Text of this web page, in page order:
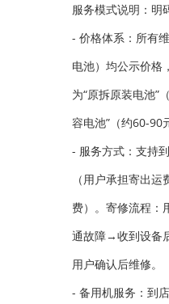
服务模式说明：明
- 价格体系：所有
电池）均公示价格
为“原拆原装电池”
容电池”（约60-90
- 服务方式：支持
（用户承担寄出
费）。寄修流程
通故障→收到设备
用户确认后维修。
- 备用机服务：到